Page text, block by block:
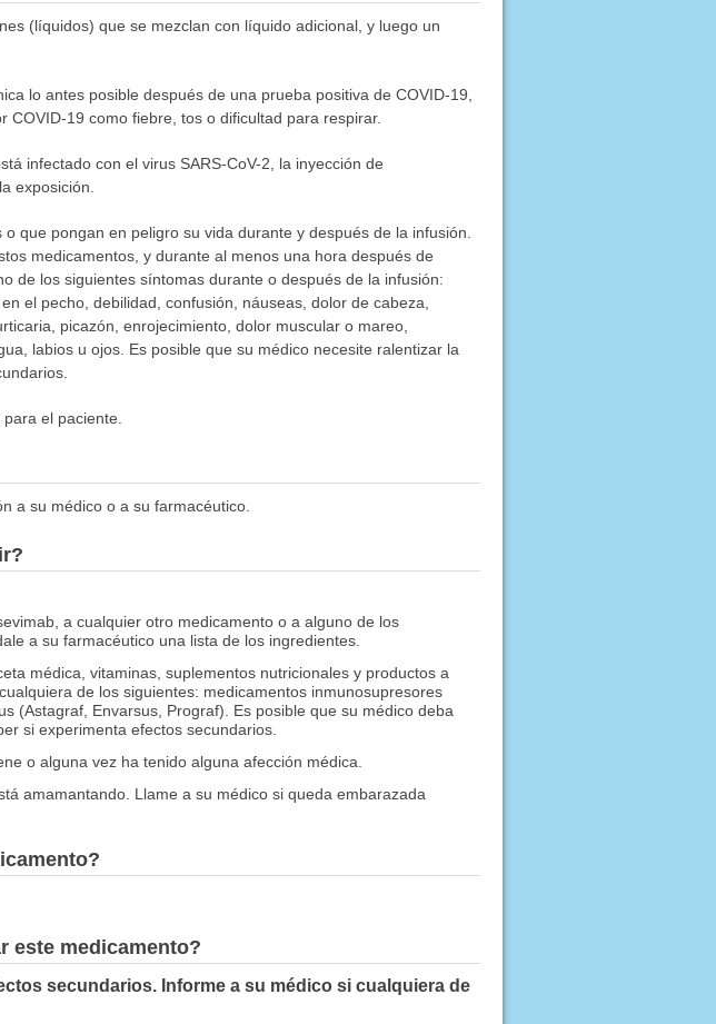
(líquidos) que se mezclan con líquido adicional, y luego un
lo antes posible después de una prueba positiva de COVID-19,
19 como fiebre, tos o dificultad para respirar.
infectado con el virus SARS-CoV-2, la inyección de
exposición.
que pongan en peligro su vida durante y después de la infusión.
medicamentos, y durante al menos una hora después de
de los siguientes síntomas durante o después de la infusión:
el pecho, debilidad, confusión, náuseas, dolor de cabeza,
picazón, enrojecimiento, dolor muscular o mareo,
labios u ojos. Es posible que su médico necesite ralentizar la
el paciente.
a su médico o a su farmacéutico.
a cualquier otro medicamento o a alguno de los
a su farmacéutico una lista de los ingredientes.
médica, vitaminas, suplementos nutricionales y productos a
de los siguientes: medicamentos inmunosupresores
(Astagraf, Envarsus, Prograf). Es posible que su médico deba
si experimenta efectos secundarios.
o alguna vez ha tenido alguna afección médica.
amamantando. Llame a su médico si queda embarazada
este medicamento?
secundarios. Informe a su médico si cualquiera de